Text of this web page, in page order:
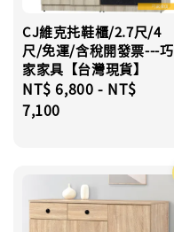
CJ維克扥鞋櫃/2.7尺/4
尺/免運/含稅開發票---巧
家家具【台灣現貨】
Regular
price
NT$ 6,800 - NT$
7,100